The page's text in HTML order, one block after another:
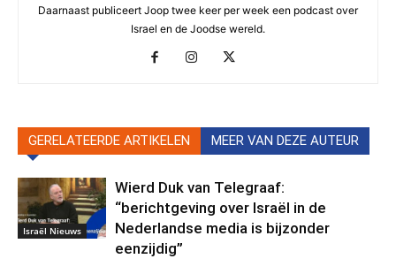
Daarnaast publiceert Joop twee keer per week een podcast over
Israel en de Joodse wereld.
GERELATEERDE ARTIKELEN MEER VAN DEZE AUTEUR
Israël Nieuws
Wierd Duk van Telegraaf:
“berichtgeving over Israël in de
Nederlandse media is bijzonder
eenzijdig”